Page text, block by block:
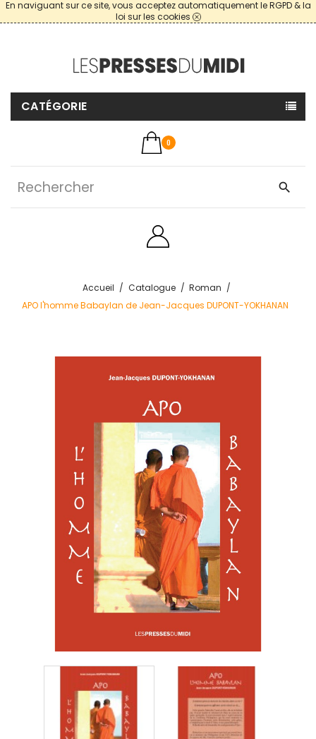
En naviguant sur ce site, vous acceptez automatiquement le RGPD & la
loi sur les cookies
CATÉGORIE
0
search
Accueil Catalogue
Roman
APO l'homme Babaylan de Jean-Jacques DUPONT-YOKHANAN